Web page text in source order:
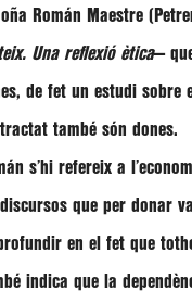
Román Maestre
Una reflexió ètica—
de fet un estudi sobre
també són dones.
s’hi refereix a l’
que per donar
en el fet que
indica que la